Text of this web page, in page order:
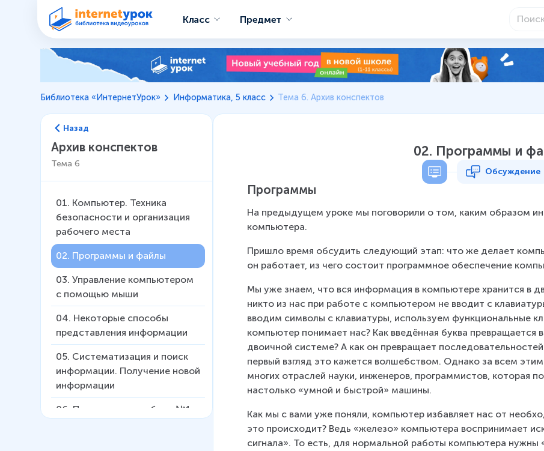
Класс Предмет
Библиотека «ИнтернетУрок» Информатика, 5 класс Тема 6. Архив конспектов
Назад
Архив конспектов
Тема 6
01. Компьютер. Техника
безопасности и организация
рабочего места
02. Программы и файлы
03. Управление компьютером
с помощью мыши
04. Некоторые способы
представления информации
05. Систематизация и поиск
информации. Получение новой
информации
06 Практическая работа №1.
02. Программы и
Обсуждение
Программы
На предыдущем уроке мы поговорили о том, каким образом
компьютера.
Пришло время обсудить следующий этап: что же делает
он работает, из чего состоит программное обеспечение
Мы уже знаем, что вся информация в компьютере хранится в
никто из нас при работе с компьютером не вводит с
вводим символы с клавиатуры, используем функциональные
компьютер понимает нас? Как введённая буква превращается
двоичной системе? А как он превращает
первый взгляд это кажется волшебством. Однако за всем
многих отраслей науки, инженеров, программистов, которая
настолько «умной и быстрой» машины.
Как мы с вами уже поняли, компьютер избавляет нас от
это происходит? Ведь «железо» компьютера воспринимает
сигнала». То есть, для нормальной работы компьютера